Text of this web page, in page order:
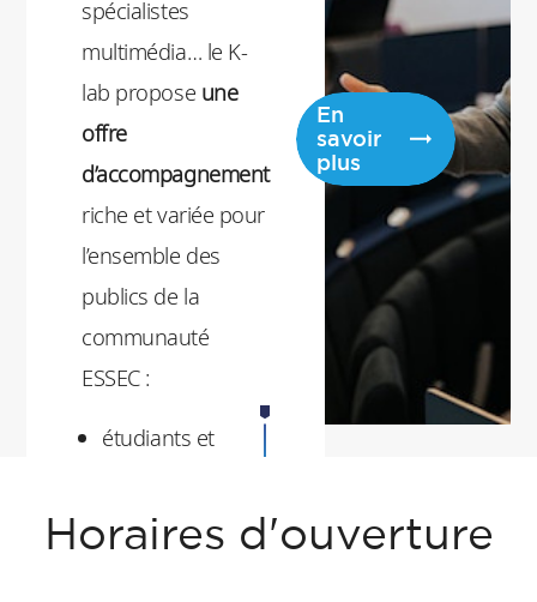
la recherche.
En
savoir
plus
spécialistes
multimédia… le K-
lab propose une
offre
d’accompagnement
riche et variée pour
l’ensemble des
publics de la
communauté
ESSEC :
étudiants et
professeurs et
Horaires d'ouverture